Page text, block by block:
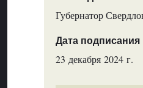
Губернатор
Дата подписания
23 декабря 2024 г.